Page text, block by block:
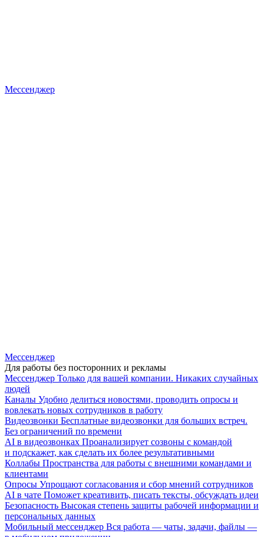
Мессенджер
Мессенджер
Для работы без посторонних и рекламы
Мессенджер Только для вашей компании. Никаких случайных
людей
Каналы Удобно делиться новостями, проводить опросы и
вовлекать новых сотрудников в работу
Видеозвонки Бесплатные видеозвонки для больших встреч.
Без ограничений по времени
AI в видеозвонках Проанализирует созвоны с командой
и подскажет, как сделать их более результативными
Коллабы Пространства для работы с внешними командами и
клиентами
Опросы Упрощают согласования и сбор мнений сотрудников
AI в чате Поможет креативить, писать тексты, обсуждать идеи
Безопасность Высокая степень защиты рабочей информации и
персональных данных
Мобильный мессенджер Вся работа — чаты, задачи, файлы —